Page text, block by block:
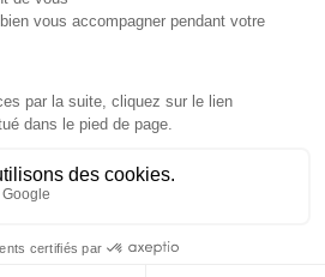
Arts | Tous droits réservés